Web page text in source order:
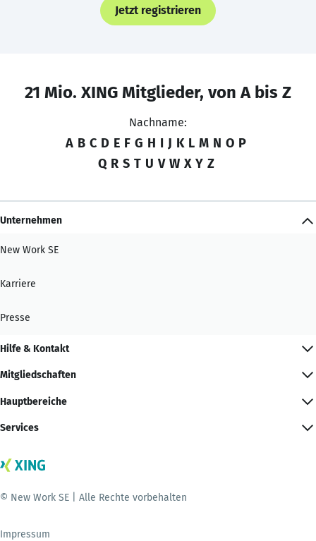
Jetzt registrieren
21 Mio. XING Mitglieder, von A bis Z
Nachname:
A B C D E F G H I J K L M N O P
Q R S T U V W X Y Z
Unternehmen
New Work SE
Karriere
Presse
Hilfe & Kontakt
Mitgliedschaften
Hauptbereiche
Services
© New Work SE | Alle Rechte vorbehalten
Impressum